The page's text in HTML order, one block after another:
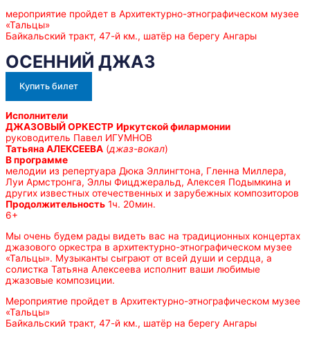
мероприятие пройдет в Архитектурно-этнографическом музее
«Тальцы»
Байкальский тракт, 47-й км., шатёр на берегу Ангары
ОСЕННИЙ ДЖАЗ
Купить билет
Исполнители
ДЖАЗОВЫЙ ОРКЕСТР Иркутской филармонии
руководитель Павел ИГУМНОВ
Татьяна АЛЕКСЕЕВА (джаз-вокал)
В программе
мелодии из репертуара Дюка Эллингтона, Гленна Миллера,
Луи Армстронга, Эллы Фицджеральд, Алексея Подымкина и
других известных отечественных и зарубежных композиторов
Продолжительность 1ч. 20мин.
6+
Мы очень будем рады видеть вас на традиционных концертах
джазового оркестра в архитектурно-этнографическом музее
«Тальцы». Музыканты сыграют от всей души и сердца, а
солистка Татьяна Алексеева исполнит ваши любимые
джазовые композиции.
Мероприятие пройдет в Архитектурно-этнографическом музее
«Тальцы»
Байкальский тракт, 47-й км., шатёр на берегу Ангары